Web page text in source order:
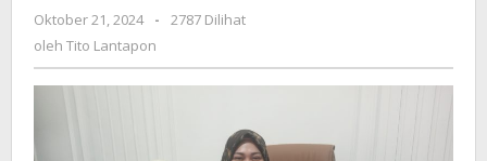
Oktober 21, 2024
oleh
Tito
-
2787 Dilihat
oleh Tito Lantapon